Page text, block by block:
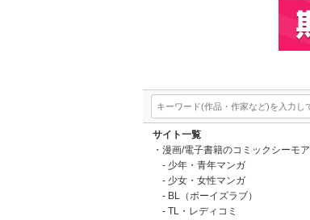
サイト一覧
漫画/電子書籍のコミックシーモア
少年・青年マンガ
少女・女性マンガ
BL（ボーイズラブ）
TL・レディコミ